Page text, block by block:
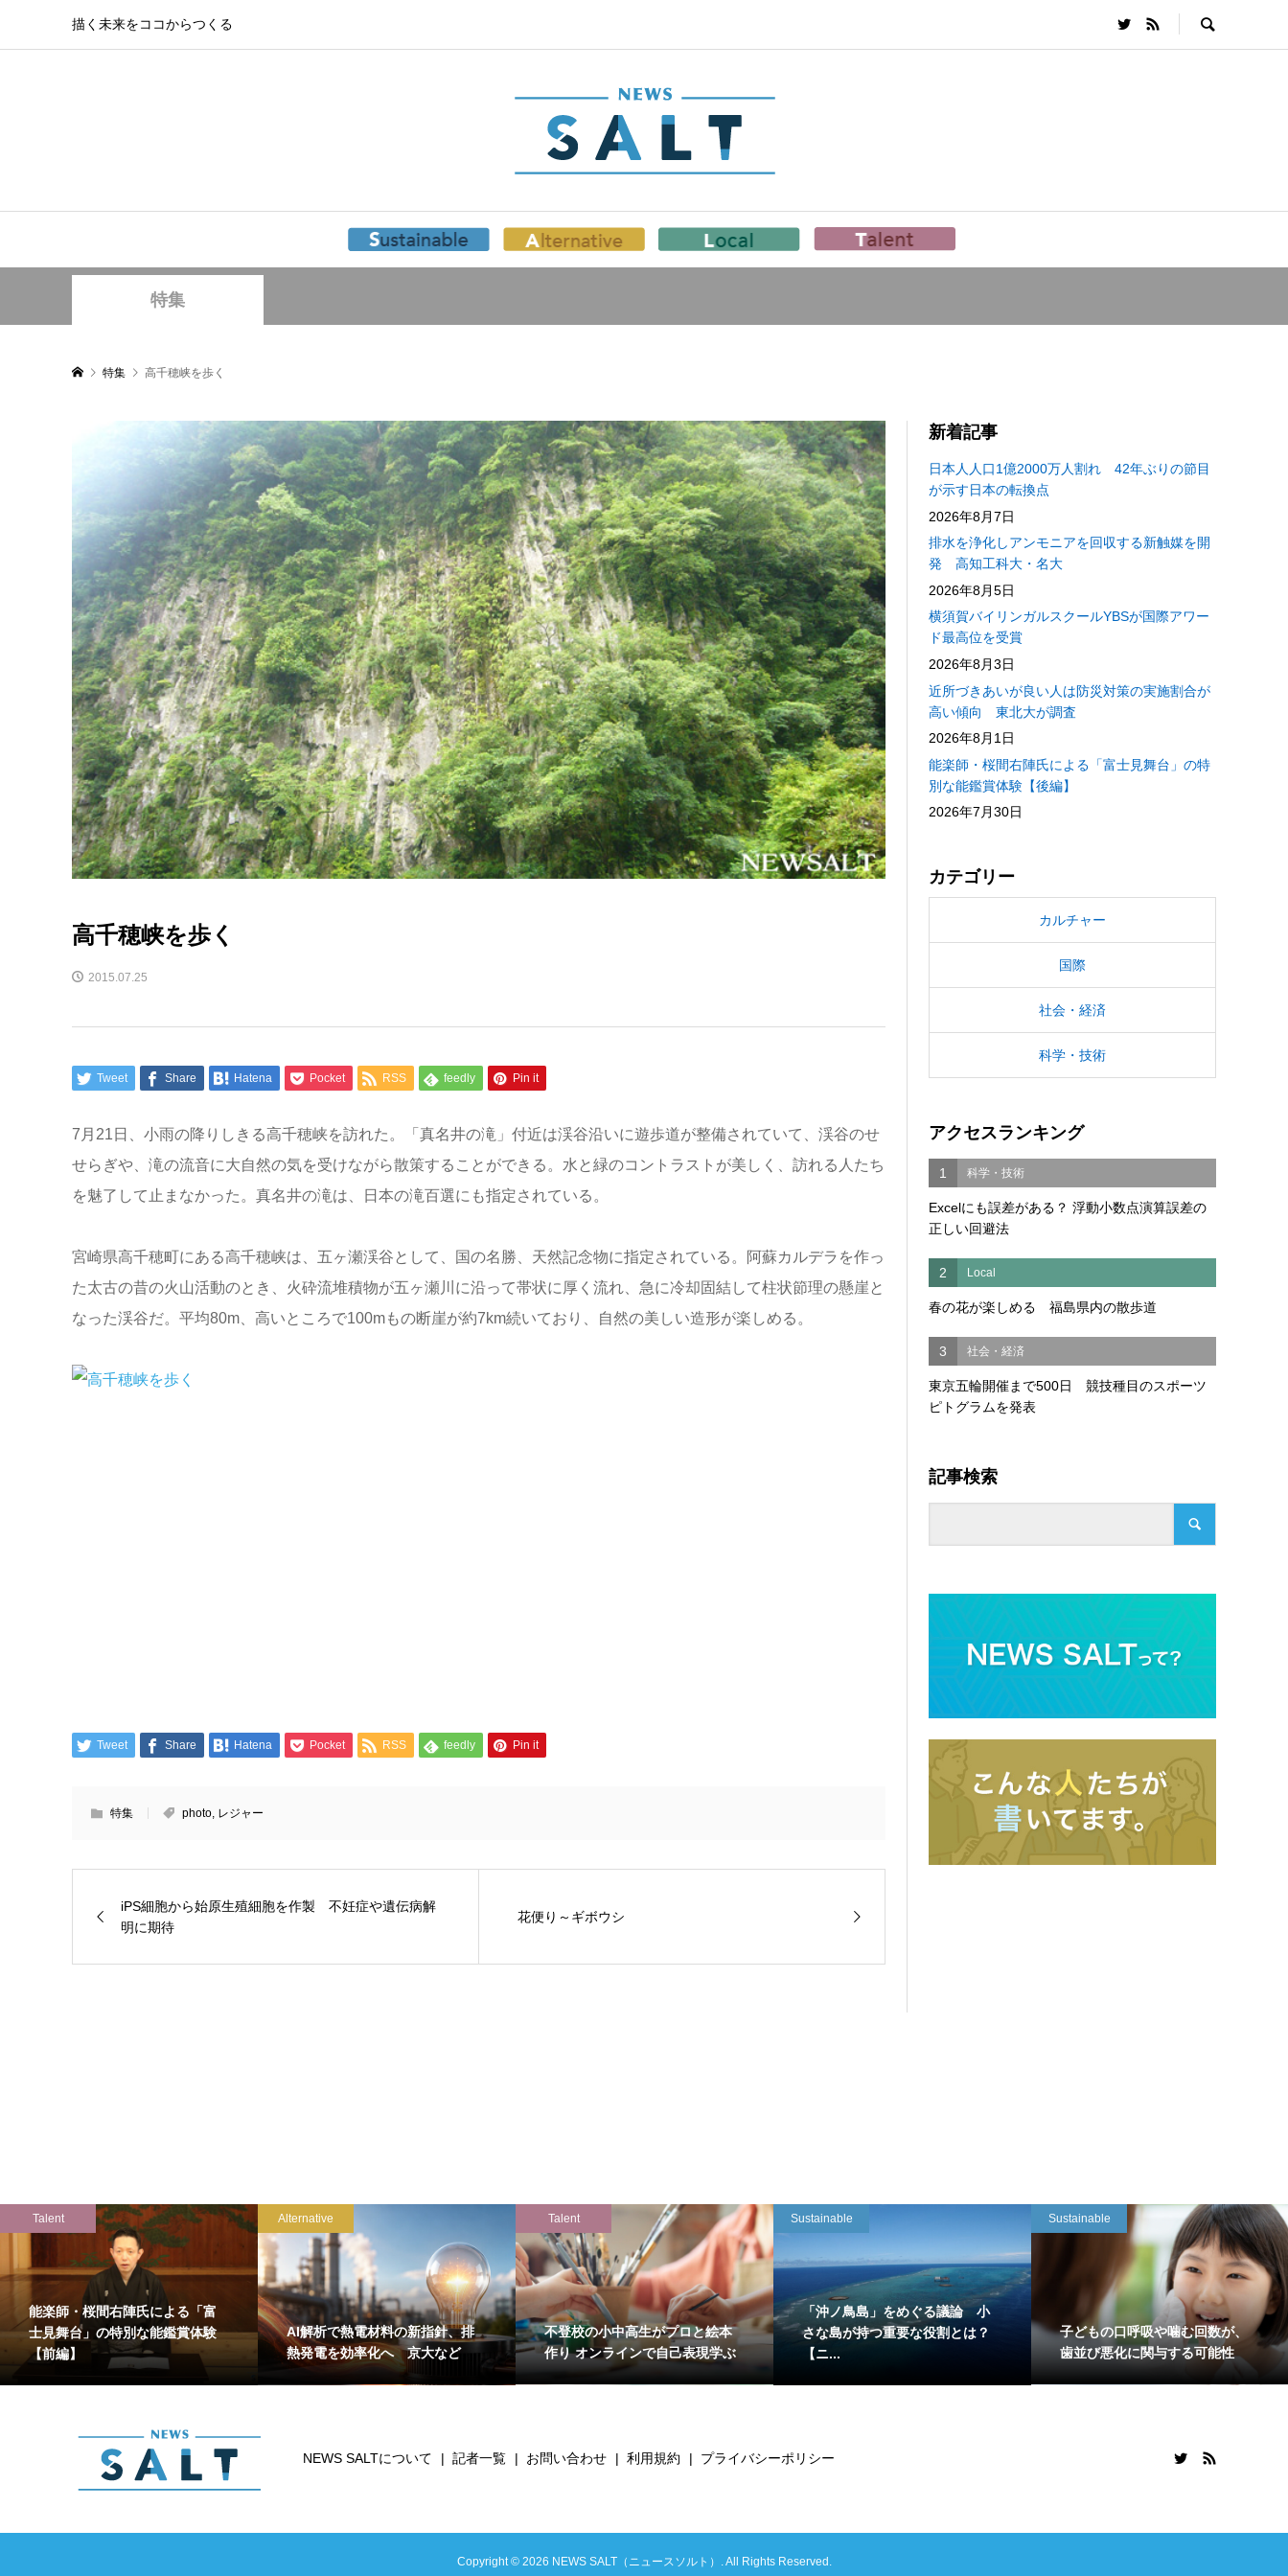
描く未来をココからつくる
特集
特集 高千穂峡を歩く
高千穂峡を歩く
2015.07.25
Tweet Share Hatena Pocket RSS feedly Pin it
7月21日、小雨の降りしきる高千穂峡を訪れた。「真名井の滝」付近は渓谷沿いに遊歩道が整備されていて、渓谷のせ
せらぎや、滝の流音に大自然の気を受けながら散策することができる。水と緑のコントラストが美しく、訪れる人たち
を魅了して止まなかった。真名井の滝は、日本の滝百選にも指定されている。
宮崎県高千穂町にある高千穂峡は、五ヶ瀬渓谷として、国の名勝、天然記念物に指定されている。阿蘇カルデラを作っ
た太古の昔の火山活動のとき、火砕流堆積物が五ヶ瀬川に沿って帯状に厚く流れ、急に冷却固結して柱状節理の懸崖と
なった渓谷だ。平均80m、高いところで100mもの断崖が約7km続いており、自然の美しい造形が楽しめる。
Tweet Share Hatena Pocket RSS feedly Pin it
特集 photo, レジャー
iPS細胞から始原生殖細胞を作製 不妊症や遺伝病解
明に期待
花便り～ギボウシ
新着記事
日本人人口1億2000万人割れ 42年ぶりの節目
が示す日本の転換点
2026年8月7日
排水を浄化しアンモニアを回収する新触媒を開
発 高知工科大・名大
2026年8月5日
横須賀バイリンガルスクールYBSが国際アワー
ド最高位を受賞
2026年8月3日
近所づきあいが良い人は防災対策の実施割合が
高い傾向 東北大が調査
2026年8月1日
能楽師・桜間右陣氏による「富士見舞台」の特
別な能鑑賞体験【後編】
2026年7月30日
カテゴリー
カルチャー
国際
社会・経済
科学・技術
アクセスランキング
1 科学・技術
Excelにも誤差がある？ 浮動小数点演算誤差の
正しい回避法
2 Local
春の花が楽しめる 福島県内の散歩道
3 社会・経済
東京五輪開催まで500日 競技種目のスポーツ
ピトグラムを発表
記事検索
Talent
能楽師・桜間右陣氏による「富
士見舞台」の特別な能鑑賞体験
【前編】
Alternative
AI解析で熱電材料の新指針、排
熱発電を効率化へ 京大など
Talent
不登校の小中高生がプロと絵本
作り オンラインで自己表現学ぶ
Sustainable
「沖ノ鳥島」をめぐる議論 小
さな島が持つ重要な役割とは？
【ニ...
Sustainable
子どもの口呼吸や噛む回数が、
歯並び悪化に関与する可能性
NEWS SALTについて 記者一覧 お問い合わせ 利用規約 プライバシーポリシー
Copyright ©2026 NEWS SALT（ニュースソルト）. All Rights Reserved.